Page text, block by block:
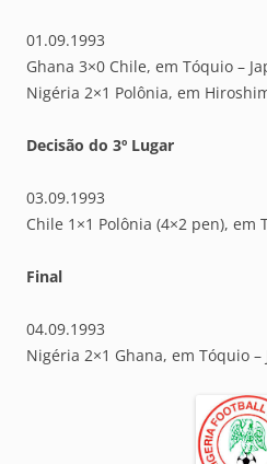
01.09.1993
Ghana 3×0 Chile, em Tóquio –
Nigéria 2×1 Polônia, em
Decisão do 3º Lugar
03.09.1993
Chile 1×1 Polônia (4×2 pen), em
Final
04.09.1993
Nigéria 2×1 Ghana, em Tóquio –